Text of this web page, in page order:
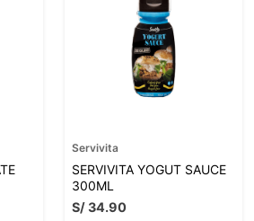
Servivita
SERVIVITA YOGUT SAUCE
300ML
S/34.90